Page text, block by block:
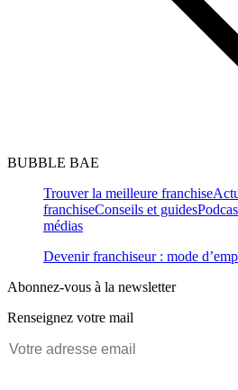
BUBBLE BAE
Trouver la meilleure franchise
franchiseConseils et guides
médias
Devenir franchiseur : mode
Abonnez-vous à la newsletter
Renseignez votre mail